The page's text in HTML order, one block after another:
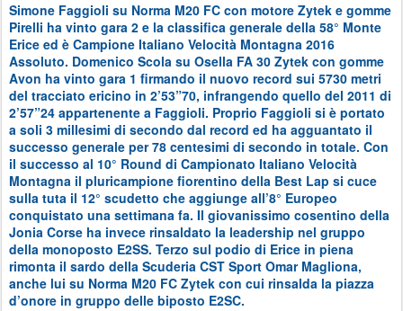
Simone Faggioli su Norma M20 FC con motore Zytek e gomme
Pirelli ha vinto gara 2 e la classifica generale della 58° Monte
Erice ed è Campione Italiano Velocità Montagna 2016
Assoluto. Domenico Scola su Osella FA 30 Zytek con gomme
Avon ha vinto gara 1 firmando il nuovo record sui 5730 metri
del tracciato ericino in 2’53”70, infrangendo quello del 2011 di
2’57”24 appartenente a Faggioli. Proprio Faggioli si è portato
a soli 3 millesimi di secondo dal record ed ha agguantato il
successo generale per 78 centesimi di secondo in totale. Con
il successo al 10° Round di Campionato Italiano Velocità
Montagna il pluricampione fiorentino della Best Lap si cuce
sulla tuta il 12° scudetto che aggiunge all’8° Europeo
conquistato una settimana fa. Il giovanissimo cosentino della
Jonia Corse ha invece rinsaldato la leadership nel gruppo
della monoposto E2SS. Terzo sul podio di Erice in piena
rimonta il sardo della Scuderia CST Sport Omar Magliona,
anche lui su Norma M20 FC Zytek con cui rinsalda la piazza
d’onore in gruppo delle biposto E2SC.